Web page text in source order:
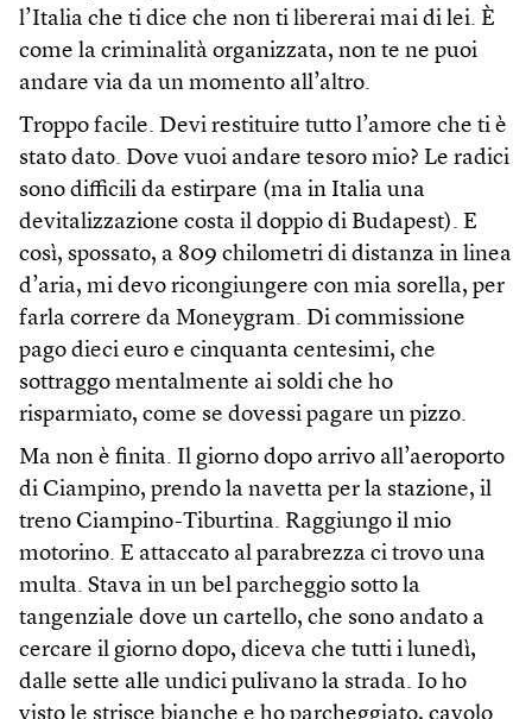
l’Italia che ti dice che non ti libererai mai di lei. È
come la criminalità organizzata, non te ne puoi
andare via da un momento all’altro.
Troppo facile. Devi restituire tutto l’amore che ti è
stato dato. Dove vuoi andare tesoro mio? Le radici
sono difficili da estirpare (ma in Italia una
devitalizzazione costa il doppio di Budapest). E
così, spossato, a 809 chilometri di distanza in linea
d’aria, mi devo ricongiungere con mia sorella, per
farla correre da Moneygram. Di commissione
pago dieci euro e cinquanta centesimi, che
sottraggo mentalmente ai soldi che ho
risparmiato, come se dovessi pagare un pizzo.
Ma non è finita. Il giorno dopo arrivo all’aeroporto
di Ciampino, prendo la navetta per la stazione, il
treno Ciampino-Tiburtina. Raggiungo il mio
motorino. E attaccato al parabrezza ci trovo una
multa. Stava in un bel parcheggio sotto la
tangenziale dove un cartello, che sono andato a
cercare il giorno dopo, diceva che tutti i lunedì,
dalle sette alle undici pulivano la strada. Io ho
visto le strisce bianche e ho parcheggiato, cavolo.